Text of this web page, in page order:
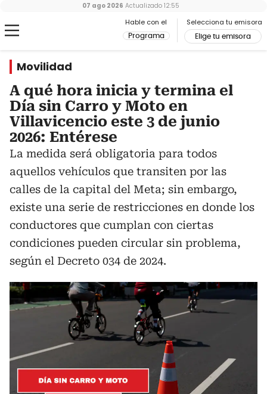
Hable con el
Programa
Selecciona tu emisora
Elige tu emisora
07 ago 2026 Actualizado 12:55
Movilidad
A qué hora inicia y termina el
Día sin Carro y Moto en
Villavicencio este 3 de junio
2026: Entérese
La medida será obligatoria para todos
aquellos vehículos que transiten por las
calles de la capital del Meta; sin embargo,
existe una serie de restricciones en donde los
conductores que cumplan con ciertas
condiciones pueden circular sin problema,
según el Decreto 034 de 2024.